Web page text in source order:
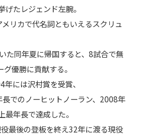
たレジェンド左腕。
リカで代名詞ともいえるスクリュ
た同年夏に帰国すると、8試合で無
優勝に貢献する。
には沢村賞を受賞、
でのノーヒットノーラン、2008年
年長で達成した。
最後の登板を終え32年に渡る現役